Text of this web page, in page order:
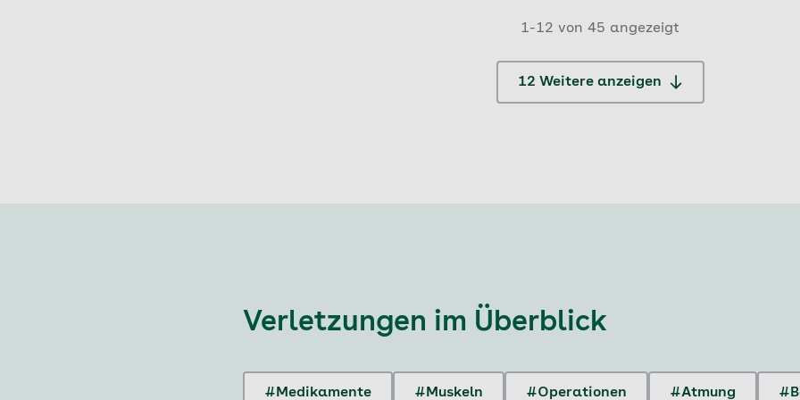
1-12 von 45 angezeigt
12 Weitere anzeigen
Verletzungen im Überblick
#Medikamente #Muskeln #Operationen #Atmung